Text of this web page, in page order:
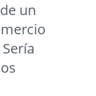
un